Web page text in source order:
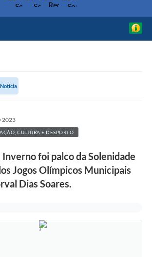
Notícia
2023
CULTURA E DESPORTO
foi palco da Solenidade
Jogos Olímpicos Municipais
Dias Soares.